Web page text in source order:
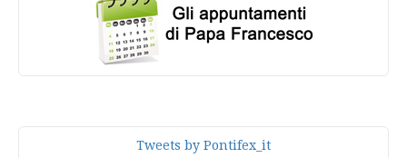
Tweets by Pontifex_it